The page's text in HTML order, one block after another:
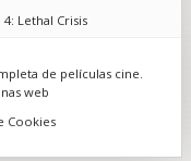
Lethal Crisis
de películas cine.
web
Cookies